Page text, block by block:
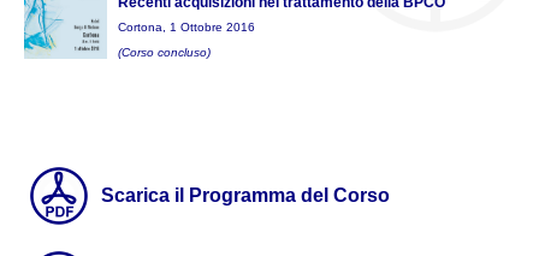
Cortona, 1 Ottobre 2016
(Corso concluso)
Scarica il Programma del Corso